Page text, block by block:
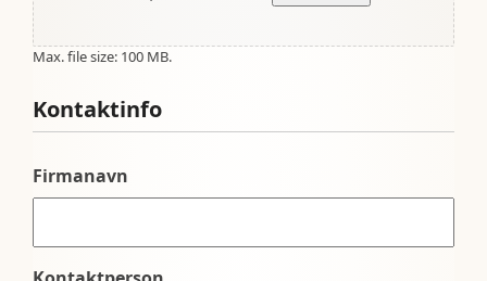
Max. file size: 100 MB.
Kontaktinfo
Firmanavn